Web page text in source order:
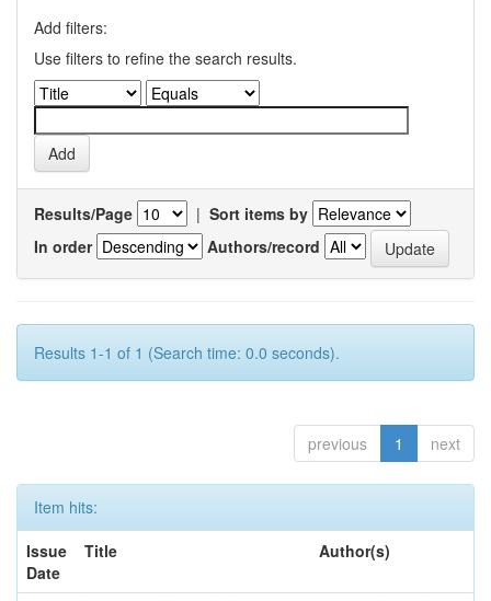
Add filters:
Use filters to refine the search results.
Results/Page | Sort items by
In order
Authors/record
Results 1-1 of 1 (Search time: 0.0 seconds).
previous 1 next
Item hits:
Issue
Date
Title Author(s)